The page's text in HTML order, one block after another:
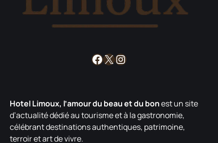
Facebook
X Instagram
Hotel Limoux, l’amour du beau et du bonest un site
d’actualité dédié au tourisme et à la gastronomie,
célébrant destinations authentiques, patrimoine,
terroir et art de vivre.